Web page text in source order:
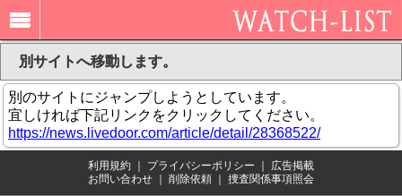
別サイトへ移動します。
別のサイトにジャンプしようとしています。
宜しければ下記リンクをクリックしてください。
https://news.livedoor.com/article/detail/28368522/
利用規約 プライバシーポリシー
広告掲載
お問い合わせ
削除依頼 捜査関係事項照会